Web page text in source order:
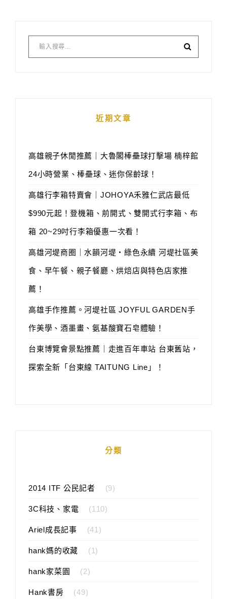
近期文章
高雄親子休閒推薦｜大魯閣棒壘球打擊場 楠梓館
24小時營業、棒壘球、迷你保齡球！
高雄行李箱特賣會｜JOHOYA禾雅仁武店最低
$990元起！登機箱、前開式、雙開式行李箱、布
箱 20~29吋行李箱優惠一次看！
高雄河堤商圈｜水韻河堤‧綠色永續 河堤社區美
食、早午餐、親子餐廳、烘焙店與特色店家推
薦！
高雄手作推薦。河堤社區 JOYFUL GARDEN手
作美學、酒墨畫、氨基酸寶石皂體驗！
台東博覽會景點推薦｜走進百年車站 台東舊站，
探索全新「台東線 TAITUNG Line」！
分類
2014 ITF 公民記者 (9)
3C科技、家電 (110)
Ariel成長記事 (41)
hank媽的收藏 (1)
hank家菜園 (2)
Hank書房 (49)